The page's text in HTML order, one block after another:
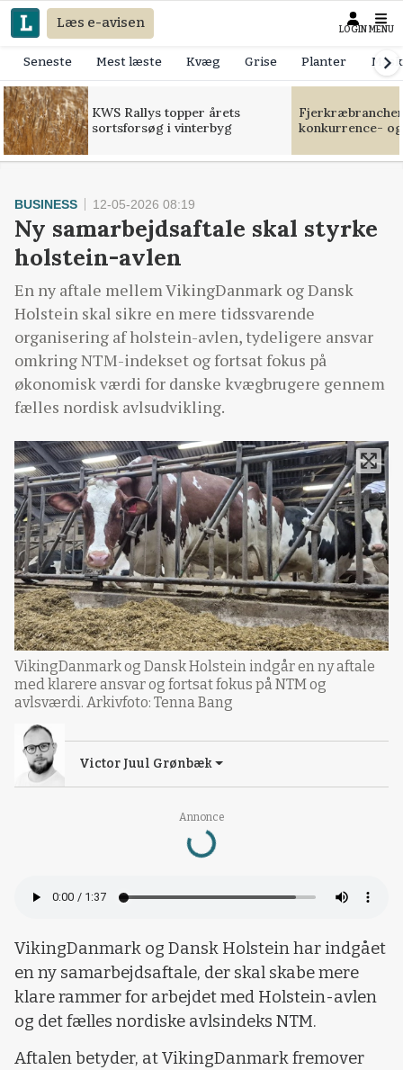
Læs e-avisen LOGIN MENU
Seneste Mest læste Kvæg Grise Planter
KWS Rallys topper årets
sortsforsøg i vinterbyg
konkurrence-
Annonce
Loading...
BUSINESS 12-05-2026 08:19
Ny samarbejdsaftale skal styrke
holstein-avlen
En ny aftale mellem VikingDanmark og Dansk
Holstein skal sikre en mere tidssvarende
organisering af holstein-avlen, tydeligere ansvar
omkring NTM-indekset og fortsat fokus på
økonomisk værdi for danske kvægbrugere gennem
fælles nordisk avlsudvikling.
VikingDanmark og Dansk Holstein indgår en ny aftale
med klarere ansvar og fortsat fokus på NTM og
avlsværdi. Arkivfoto: Tenna Bang
Victor Juul Grønbæk
VikingDanmark og Dansk Holstein har indgået
en ny samarbejdsaftale, der skal skabe mere
klare rammer for arbejdet med Holstein-avlen
og det fælles nordiske avlsindeks NTM.
Aftalen betyder, at VikingDanmark fremover